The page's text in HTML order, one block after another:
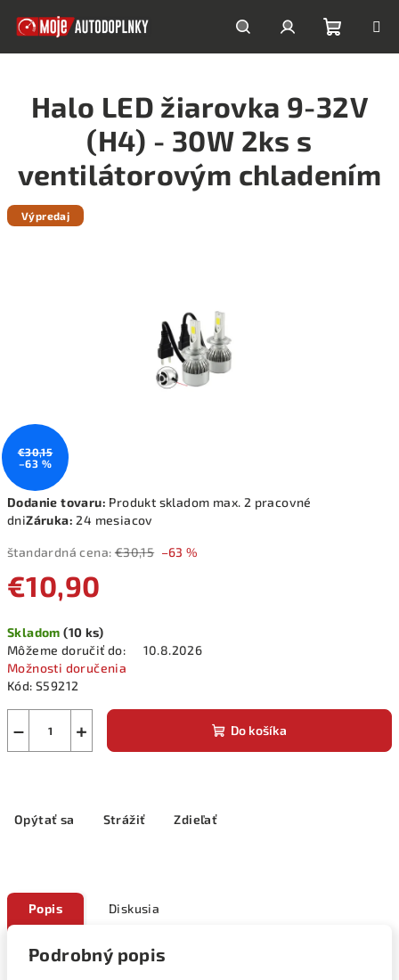
HľadaťPrihlásenie
košík
Dodanie tovaru: Produkt skladom max. 2 pracovné
dniZáruka: 24 mesiacov
štandardná cena: €30,15 –63 %
€10,90
cena:
Skladom(10 ks)
Môžeme doručiť do:
10.8.2026
Možnosti doručenia
Kód: S59212
+
− Do košíka
Opýtať sa Strážiť Zdieľať
Halo LED žiarovka 9-32V
(H4) - 30W 2ks s
ventilátorovým chladením
Výpredaj
€30,15
–63 %
Popis Diskusia
Podrobný popis